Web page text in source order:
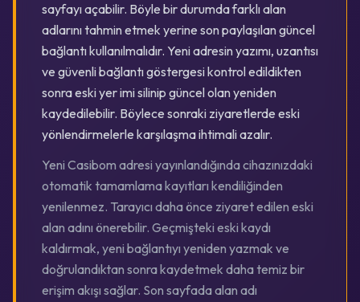
sayfayı açabilir. Böyle bir durumda farklı alan
adlarını tahmin etmek yerine son paylaşılan güncel
bağlantı kullanılmalıdır. Yeni adresin yazımı, uzantısı
ve güvenli bağlantı göstergesi kontrol edildikten
sonra eski yer imi silinip güncel olan yeniden
kaydedilebilir. Böylece sonraki ziyaretlerde eski
yönlendirmelerle karşılaşma ihtimali azalır.
Yeni Casibom adresi yayınlandığında cihazınızdaki
otomatik tamamlama kayıtları kendiliğinden
yenilenmez. Tarayıcı daha önce ziyaret edilen eski
alan adını önerebilir. Geçmişteki eski kaydı
kaldırmak, yeni bağlantıyı yeniden yazmak ve
doğrulandıktan sonra kaydetmek daha temiz bir
erişim akışı sağlar. Son sayfada alan adı